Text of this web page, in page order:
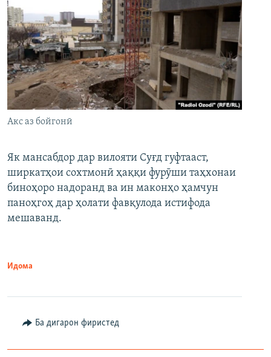
Акс аз бойгонӣ
Як мансабдор дар вилояти Суғд гуфтааст,
ширкатҳои сохтмонӣ ҳаққи фурӯши таҳхонаи
биноҳоро надоранд ва ин маконҳо ҳамчун
паноҳгоҳ дар ҳолати фавқулода истифода
мешаванд.
Идома
Ба дигарон фиристед